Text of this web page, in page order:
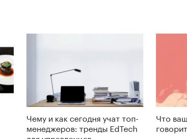
Чему и как сегодня учат топ-
менеджеров: тренды EdTech
Что